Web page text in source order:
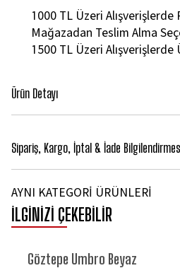
1000 TL Üzeri Alışverişlerde
Mağazadan Teslim Alma
1500 TL Üzeri
Ürün Detayı
Sipariş, Kargo, İptal & İade
AYNI KATEGORİ ÜRÜNLERİ
İLGİNİZİ ÇEKEBİLİR
Göztepe Umbro Beyaz